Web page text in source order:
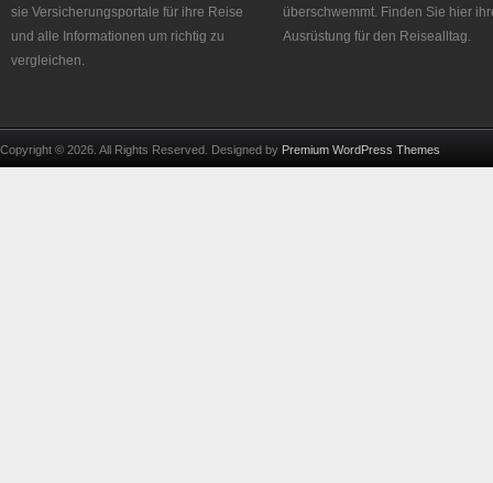
sie Versicherungsportale für ihre Reise
und alle Informationen um richtig zu
vergleichen.
überschwemmt. Finden Sie hier
Ausrüstung für den Reisealltag.
Copyright © 2026. All Rights Reserved. Designed by Premium WordPress Themes